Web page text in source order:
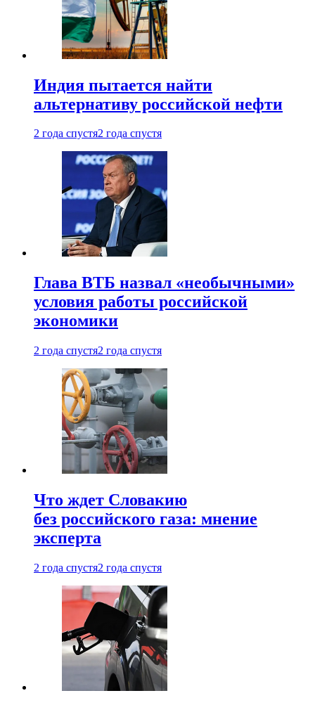
Индия пытается найти
альтернативу российской нефти
2 года спустя2 года спустя
Глава ВТБ назвал «необычными»
условия работы российской
экономики
2 года спустя2 года спустя
Что ждет Словакию
без российского газа: мнение
эксперта
2 года спустя2 года спустя